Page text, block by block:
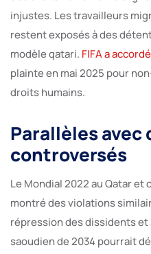
injustes. Les travailleurs
restent exposés à des
modèle qatari. FIFA a
plainte en mai 2025 pour
droits humains.
Parallèles avec
controversés
Le Mondial 2022 au Qatar et
montré des violations
répression des dissidents et
saoudien de 2034 pourrait